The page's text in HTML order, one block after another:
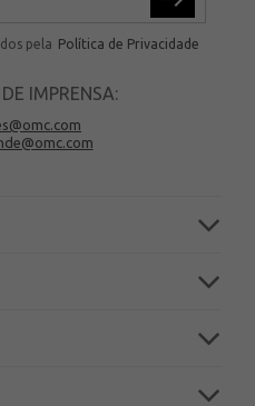
pela Política de Privacidade
IMPRENSA: